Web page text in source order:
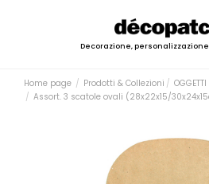
Decorazione,
Home page Prodotti & Collezioni
Assort. 3 scatole ovali (28x22x15/